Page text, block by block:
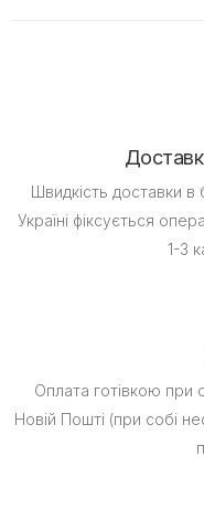
Швидкість доставки в
Україні фіксується
1-3
Оплата готівкою при
Новій Пошті (при собі